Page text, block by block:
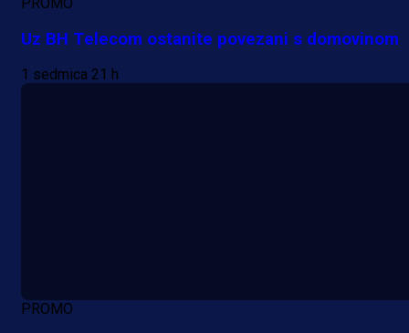
Uz BH Telecom ostanite povezani s domovinom
1 sedmica 21 h
PROMO